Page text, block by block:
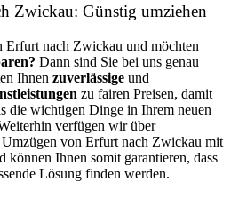
Zwickau: Günstig umziehen
Erfurt nach Zwickau und möchten
Dann sind Sie bei uns genau
Ihnen zuverlässige und
zu fairen Preisen, damit
die wichtigen Dinge in Ihrem neuen
verfügen wir über
von Erfurt nach Zwickau mit
können Ihnen somit garantieren, dass
Lösung finden werden.